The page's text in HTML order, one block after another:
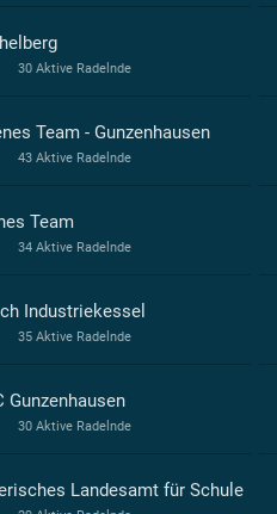
30 Aktive Radelnde
Team - Gunzenhausen
43 Aktive Radelnde
Team
34 Aktive Radelnde
Industriekessel
35 Aktive Radelnde
Gunzenhausen
30 Aktive Radelnde
Landesamt für Schule